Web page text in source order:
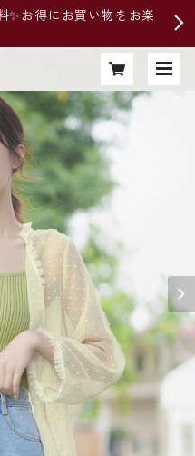
お得にお買い物をお楽